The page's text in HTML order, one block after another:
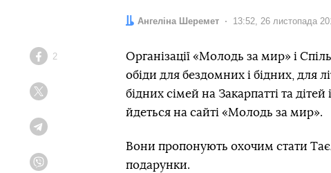
Автор:
Ангеліна Шеремет Дата:
13:52, 26 листопада
Facebook
2
Організації «Молодь за мир» і
обіди для бездомних і бідних, для
бідних сімей на Закарпатті та
йдеться на сайті «Молодь за мир».
Вони пропонують охочим стати
подарунки.